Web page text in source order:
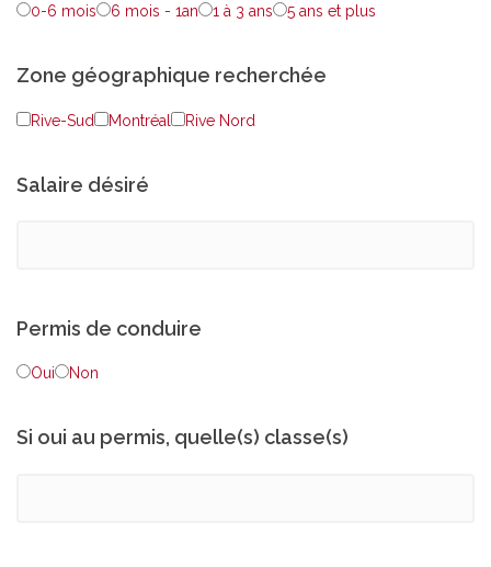
0-6 mois 6 mois - 1an 1 à 3 ans 5 ans et plus
Zone géographique recherchée
Rive-Sud Montréal Rive Nord
Salaire désiré
Permis de conduire
Oui Non
Si oui au permis, quelle(s) classe(s)